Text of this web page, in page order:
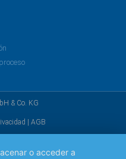
& Co. KG
AGB
o acceder a